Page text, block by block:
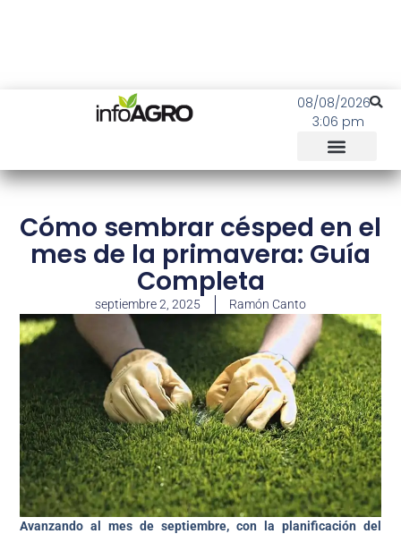
08/08/2026
3:06 pm
Cómo sembrar césped en el
mes de la primavera: Guía
Completa
septiembre 2, 2025 Ramón Canto
Avanzando al mes de septiembre, con la planificación del